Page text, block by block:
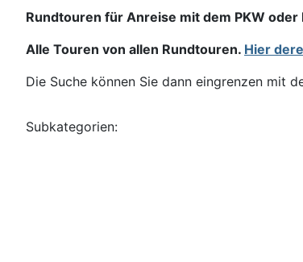
Rundtouren für Anreise mit dem PKW oder
Alle Touren von allen Rundtouren. Hier
Die Suche können Sie dann eingrenzen mit
Subkategorien: